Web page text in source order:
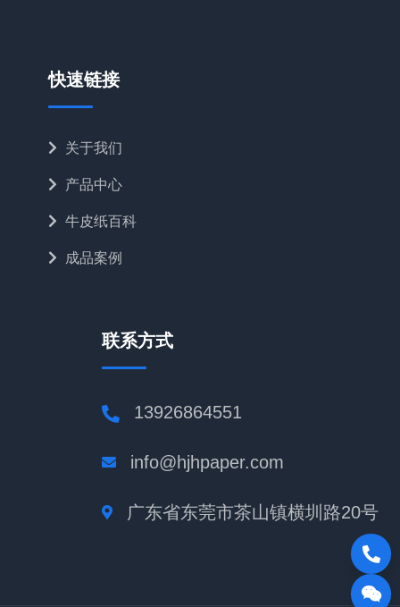
快速链接
关于我们
产品中心
牛皮纸百科
成品案例
联系方式
13926864551
info@hjhpaper.com
广东省东莞市茶山镇横圳路20号